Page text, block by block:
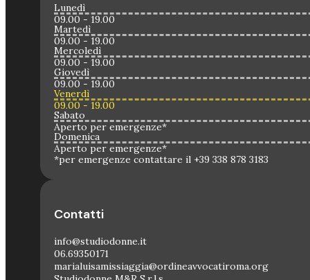
Lunedì
09.00 - 19.00
Martedì
09.00 - 19.00
Mercoledì
09.00 - 19.00
Giovedì
09.00 - 19.00
Venerdì
09.00 - 19.00
Sabato
Aperto per emergenze*
Domenica
Aperto per emergenze*
*per emergenze contattare il +39 338 878 3183
Contatti
info@studiodonne.it
06.69350171
marialuisamissiaggia@ordineavvocatiroma.org